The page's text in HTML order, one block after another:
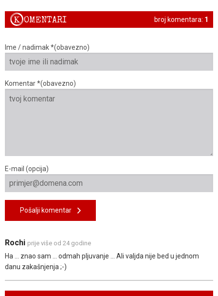
broj komentara: 1
KOMENTARI
Ime / nadimak *(obavezno)
Komentar *(obavezno)
E-mail (opcija)
Pošalji komentar
Rochi prije više od 24 godine
Ha ... znao sam ... odmah pljuvanje ... Ali valjda nije bed u jednom
danu zakašnjenja ;-)